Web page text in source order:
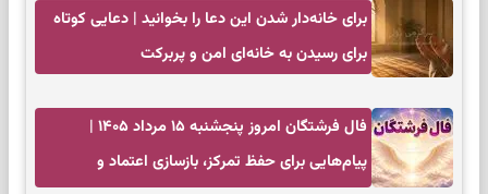
برای خانه‌دار شدن این دعا را بخوانید | دعایی کوتاه
برای رسیدن به خانه‌ای امن و پربرکت
فال فرشتگان امروز پنجشنبه ۱۵ مرداد ۱۴۰۵ |
پیام‌هایی برای حفظ تمرکز، بازسازی اعتماد و